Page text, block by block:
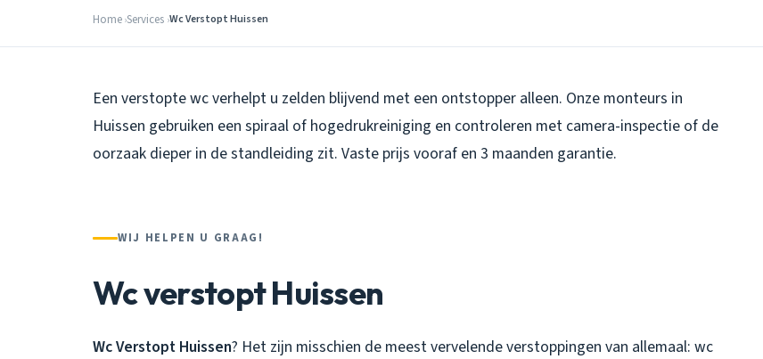
Home Services Wc Verstopt Huissen
Een verstopte wc verhelpt u zelden blijvend met een ontstopper alleen. Onze monteurs in
Huissen gebruiken een spiraal of hogedrukreiniging en controleren met camera-inspectie of de
oorzaak dieper in de standleiding zit. Vaste prijs vooraf en 3 maanden garantie.
WIJ HELPEN U GRAAG!
Wc verstopt Huissen
Wc Verstopt Huissen? Het zijn misschien de meest vervelende verstoppingen van allemaal: wc